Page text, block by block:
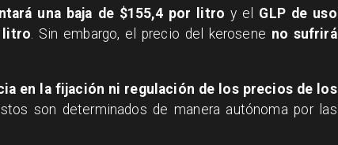
una baja de $155,4 por litro y el GLP de uso
litro. Sin embargo, el precio del kerosene no sufrirá
en la fijación ni regulación de los precios de los
son determinados de manera autónoma por las